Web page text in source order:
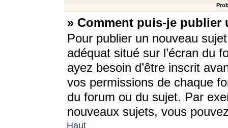
» Comment puis-je
Pour publier un nouveau
adéquat situé sur l’écran du
ayez besoin d’être inscrit
vos permissions de chaque
du forum ou du sujet. Par
nouveaux sujets, vous
Haut